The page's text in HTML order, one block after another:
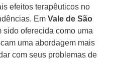
efeitos terapêuticos no
Em Vale de São
sido oferecida como uma
uma abordagem mais
com seus problemas de